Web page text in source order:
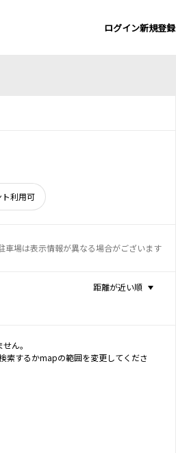
ログイン新規登録
利用可
車場は表示情報が異なる場合がございます
距離が近い順
ん。
索するかmapの範囲を変更してくださ